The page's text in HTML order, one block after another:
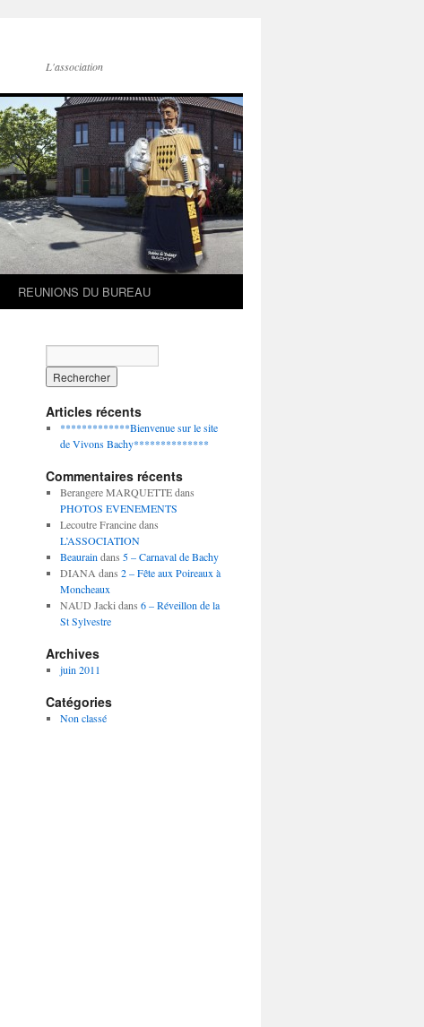
L'association
REUNIONS DU BUREAU
Articles récents
*************Bienvenue sur le site
de Vivons Bachy**************
Commentaires récents
Berangere MARQUETTEdans
PHOTOS EVENEMENTS
Lecoutre Francinedans
L’ASSOCIATION
Beaurain dans 5 – Carnaval de Bachy
DIANA dans 2 – Fête aux Poireaux à
Moncheaux
NAUD Jacki dans 6 – Réveillon de la
St Sylvestre
Archives
juin 2011
Catégories
Non classé